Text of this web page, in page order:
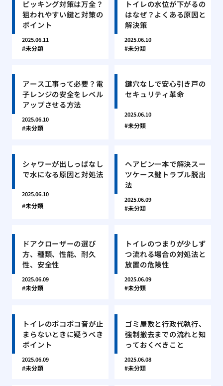
ピッキング対策は万全？
狙われやすい鍵と対策の
ポイント
2025.06.11
未分類
トイレの水位が下がるの
はなぜ？よくある原因と
解決策
2025.06.10
未分類
アース工事って必要？電
子レンジの安全をレベル
アップさせる方法
2025.06.10
未分類
鍵穴なしで安心引き戸の
セキュリティ革命
2025.06.10
未分類
シャワーが出しっぱなし
で水になる原因と対処法
2025.06.10
未分類
ヘアピン一本で解決スー
ツケース鍵トラブル脱出
法
2025.06.09
未分類
ドアクローザーの選び
方、種類、性能、耐久
性、安全性
2025.06.09
未分類
トイレのつまりが少しず
つ流れる場合の対処法と
放置の危険性
2025.06.09
未分類
トイレのポコポコ音が止
まらないときに疑うべき
ポイント
2025.06.09
未分類
ゴミ屋敷と行政代執行、
強制撤去までの流れと知
っておくべきこと
2025.06.08
未分類